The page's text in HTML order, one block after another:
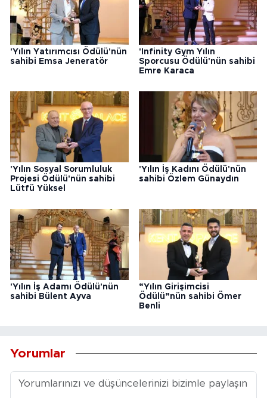
'Yılın Yatırımcısı Ödülü'nün
sahibi Emsa Jeneratör
'Infinity Gym Yılın
Sporcusu Ödülü'nün sahibi
Emre Karaca
'Yılın Sosyal Sorumluluk
Projesi Ödülü'nün sahibi
Lütfü Yüksel
'Yılın İş Kadını Ödülü'nün
sahibi Özlem Günaydın
'Yılın İş Adamı Ödülü'nün
sahibi Bülent Ayva
“Yılın Girişimcisi
Ödülü”nün sahibi Ömer
Benli
Yorumlar